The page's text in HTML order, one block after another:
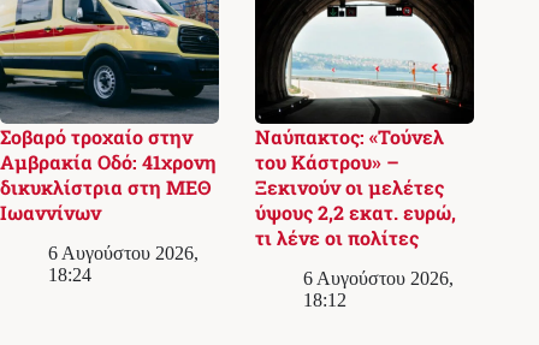
Σοβαρό τροχαίο στην
Αμβρακία Οδό: 41χρονη
δικυκλίστρια στη ΜΕΘ
Ιωαννίνων
6 Αυγούστου 2026,
18:24
Ναύπακτος: «Τούνελ
του Κάστρου» –
Ξεκινούν οι μελέτες
ύψους 2,2 εκατ. ευρώ,
τι λένε οι πολίτες
6 Αυγούστου 2026,
18:12